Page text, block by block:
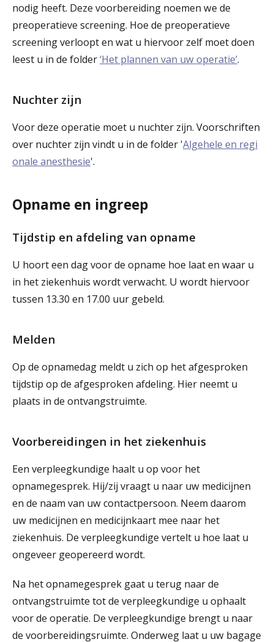
nodig heeft. Deze voorbereiding noemen we de
preoperatieve screening. Hoe de preoperatieve
screening verloopt en wat u hiervoor zelf moet doen
leest u in de folder‘Het plannen van uw operatie’.
Nuchter zijn
Voor deze operatie moet u nuchter zijn. Voorschriften
over nuchter zijn vindt u in de folder 'Algehele en regi
onale anesthesie'.
Opname en ingreep
Tijdstip en afdeling van opname
U hoort een dag voor de opname hoe laat en waar u
in het ziekenhuis wordt verwacht. U wordt hiervoor
tussen 13.30 en 17.00 uur gebeld.
Melden
Op de opnamedag meldt u zich op het afgesproken
tijdstip op de afgesproken afdeling. Hier neemt u
plaats in de ontvangstruimte.
Voorbereidingen in het ziekenhuis
Een verpleegkundige haalt u op voor het
opnamegesprek. Hij/zij vraagt u naar uw medicijnen
en de naam van uw contactpersoon. Neem daarom
uw medicijnen en medicijnkaart mee naar het
ziekenhuis. De verpleegkundige vertelt u hoe laat u
ongeveer geopereerd wordt.
Na het opnamegesprek gaat u terug naar de
ontvangstruimte tot de verpleegkundige u ophaalt
voor de operatie. De verpleegkundige brengt u naar
de voorbereidingsruimte. Onderweg laat u uw bagage